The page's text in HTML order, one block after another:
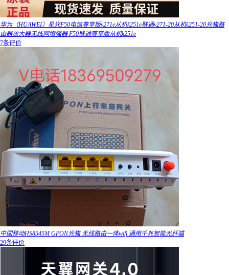
华为（HUAWEI）星光F50电信尊享版v271e从机k251e联通v271-20从机k251-20光猫路
由器放大器无线网增强器 F50联通尊享版从机k251e
7条评价
中国移动HS8545M GPON光猫 无线路由一体wifi 通用千兆智能光纤猫
29条评价